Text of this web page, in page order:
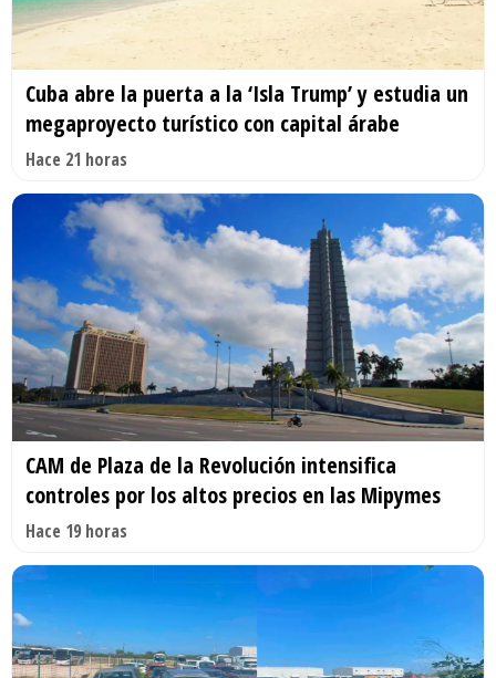
Cuba abre la puerta a la ‘Isla Trump’ y estudia un
megaproyecto turístico con capital árabe
Hace 21 horas
CAM de Plaza de la Revolución intensifica
controles por los altos precios en las Mipymes
Hace 19 horas